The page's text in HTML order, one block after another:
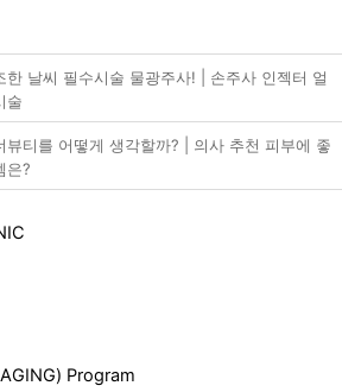
한 날씨 필수시술 물광주사! | 손주사 인젝터 얼
술
뷰티를 어떻게 생각할까? | 의사 추천 피부에 좋
은?
Program